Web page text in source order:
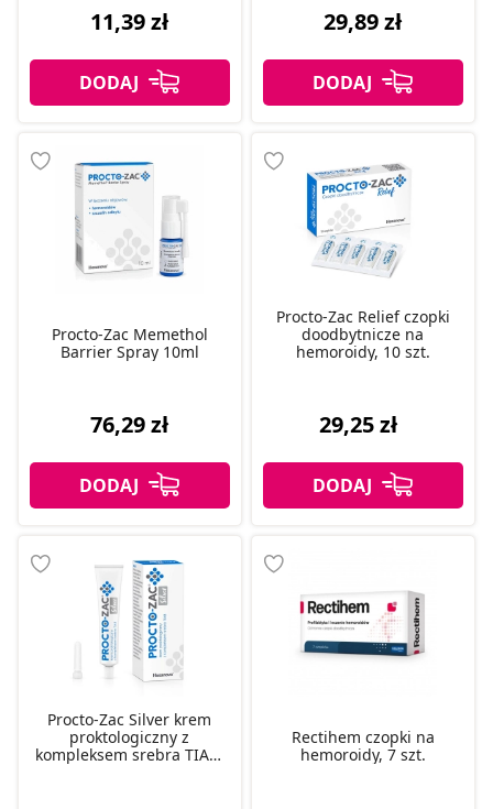
11,39 zł 29,89 zł
Procto-Zac Memethol
Barrier Spray 10ml
76,29 zł
Procto-Zac Relief czopki
doodbytnicze na
hemoroidy, 10 szt.
29,25 zł
Procto-Zac Silver krem
proktologiczny z
kompleksem srebra TIAB,
Rectihem czopki na
hemoroidy, 7 szt.